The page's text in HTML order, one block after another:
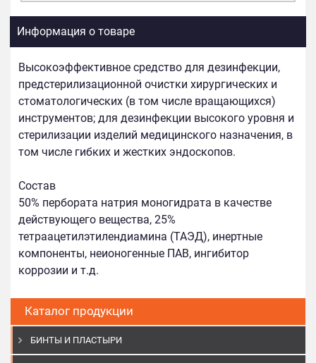
Каталог продукции
БИНТЫ И ПЛАСТЫРИ
Информация о товаре
Высокоэффективное средство для дезинфекции,
предстерилизационной очистки хирургических и
стоматологических (в том числе вращающихся)
инструментов; для дезинфекции высокого уровня и
стерилизации изделий медицинского назначения, в
том числе гибких и жестких эндоскопов.
Состав
50% пербората натрия моногидрата в качестве
действующего вещества, 25%
тетраацетилэтилендиамина (ТАЭД), инертные
компоненты, неионогенные ПАВ, ингибитор
коррозии и т.д.